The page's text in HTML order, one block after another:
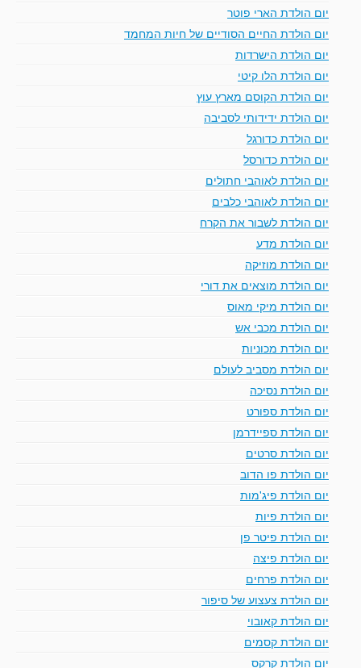
יום הולדת הארי פוטר
יום הולדת החיים הסודיים של חיות המחמד
יום הולדת הישרדות
יום הולדת הלו קיטי
יום הולדת הקוסם מארץ עוץ
יום הולדת ידידותי לסביבה
יום הולדת כדורגל
יום הולדת כדורסל
יום הולדת לאוהבי חתולים
יום הולדת לאוהבי כלבים
יום הולדת לשבור את הקרח
יום הולדת מדע
יום הולדת מוזיקה
יום הולדת מוצאים את דורי
יום הולדת מיקי מאוס
יום הולדת מכבי אש
יום הולדת מכוניות
יום הולדת מסביב לעולם
יום הולדת נסיכה
יום הולדת ספורט
יום הולדת ספיידרמן
יום הולדת סרטים
יום הולדת פו הדוב
יום הולדת פיג'מות
יום הולדת פיות
יום הולדת פיטר פן
יום הולדת פיצה
יום הולדת פרחים
יום הולדת צעצוע של סיפור
יום הולדת קאובוי
יום הולדת קסמים
יום הולדת קרקס